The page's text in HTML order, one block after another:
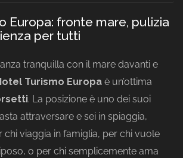
Europa: fronte mare, pulizia
per tutti
tranquilla con il mare davanti e
Turismo Europa è un’ottima
. La posizione è uno dei suoi
attraversare e sei in spiaggia,
viaggia in famiglia, per chi vuole
o per chi semplicemente ama